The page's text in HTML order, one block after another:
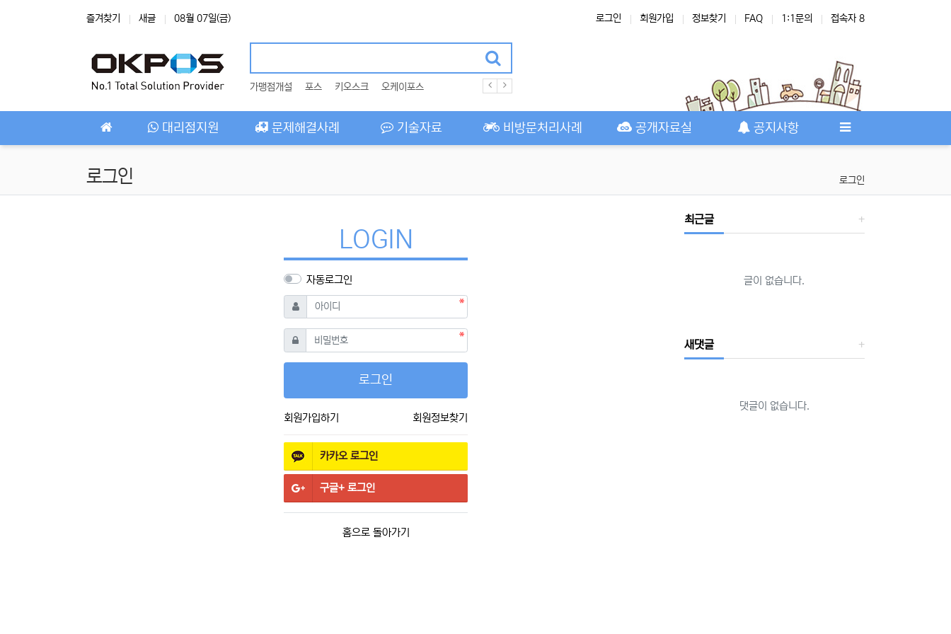
즐겨찾기 새글 08월 07일(금) 로그인 회원가입 정보찾기 FAQ 1:1문의 접속자 8
가맹점개설 포스 키오스크 오케이포스
대리점지원 문제해결사례 기술자료 비방문처리사례 공개자료실 공지사항
로그인 로그인
LOGIN
자동로그인
아이디
필수
비밀번호필수
로그인
회원가입하기 회원정보찾기
카카오로그인
구글+ 로그인
홈으로 돌아가기
최근글
글이 없습니다.
새댓글
댓글이 없습니다.